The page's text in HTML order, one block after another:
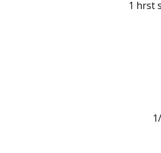
1 hrst